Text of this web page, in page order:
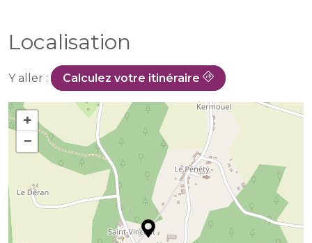
Localisation
Y aller : Calculez votre itinéraire
+
−